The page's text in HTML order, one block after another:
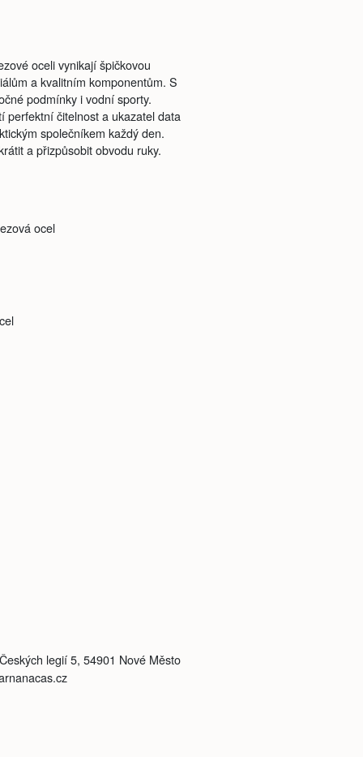
oceli vynikají špičkovou
a kvalitním komponentům. S
podmínky i vodní sporty.
perfektní čitelnost a ukazatel data
společníkem každý den.
a přizpůsobit obvodu ruky.
ocel
legií 5, 54901 Nové Město